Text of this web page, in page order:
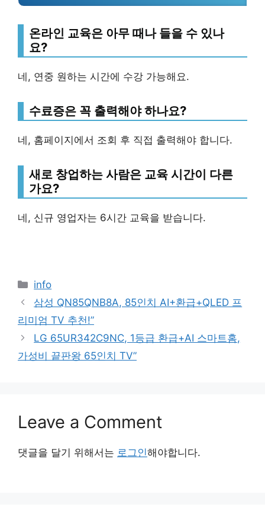
온라인 교육은 아무 때나 들을 수 있나
요?
네, 연중 원하는 시간에 수강 가능해요.
수료증은 꼭 출력해야 하나요?
네, 홈페이지에서 조회 후 직접 출력해야 합니다.
새로 창업하는 사람은 교육 시간이 다른
가요?
네, 신규 영업자는 6시간 교육을 받습니다.
Categories
info
삼성 QN85QNB8A, 85인치 AI+환급+QLED 프
리미엄 TV 추천!”
LG 65UR342C9NC, 1등급 환급+AI 스마트홈,
가성비 끝판왕 65인치 TV”
Leave a Comment
댓글을 달기 위해서는 로그인해야합니다.